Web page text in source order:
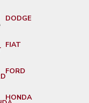
DODGE
FIAT
FORD
HONDA